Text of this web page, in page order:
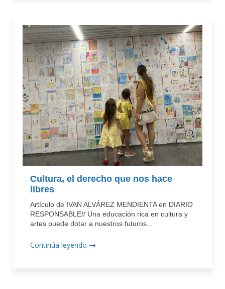
Cultura, el derecho que nos hace
libres
Artículo de IVAN ALVÁREZ MENDIENTA en DIARIO
RESPONSABLE// Una educación rica en cultura y
artes puede dotar a nuestros futuros...
Continúa leyendo